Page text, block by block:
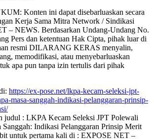
Konten ini dapat disebarluaskan secara
Kerja Sama Mitra Network / Sindikasi
– NEWS. Berdasarkan Undang-Undang No.
Pers dan ketentuan Hak Cipta, pihak luar di
resmi DILARANG KERAS menyalin,
memodifikasi, atau menyebarluaskan
apa pun tanpa izin tertulis dari pihak
https://ex-pose.net/lkpa-kecam-seleksi-jpt-
masa-sanggah-indikasi-pelanggaran-prinsip-
judul : LKPA Kecam Seleksi JPT Polewali
Sanggah: Indikasi Pelanggaran Prinsip Merit
untuk pertama kali di : EXPOSE NET –